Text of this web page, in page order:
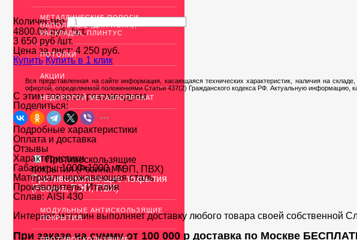
МЕТАЛЛИЧЕСКИЕ ПОРОГИ
НАПОЛЬНЫЕ (ДЛЯ ПОЛА),
РАСКЛАДКА, ПЛИНТУС
ПОТОЛКИ
АКЦИИ
НЕДОРОГОЙ МЕТАЛЛОПРОКАТ
Противоскользящие
покрытия (Резина, ТЭП, ПВХ)
Противоскользящие покрытия
(Резина, ТЭП, ПВХ)
МОДУЛЬНЫЕ АНТИСКОЛЬЗЯЩИЕ
ПОКРЫТИЯ
Количество
4800.00руб. /шт.
3 650 руб /шт.
Цена за лист:4 250 руб.
Купить Купить в 1 клик
Вся представленная на сайте информация, касающаяся технических характеристик, наличия на
офертой, определяемой положениями Статьи 437(2) Гражданского кодекса РФ. Актуальную информацию,
С этим товаром рекомендуем
Поделиться:
Подробные характеристики
Оплата и доставка
Отзывы
Характеристики
Габариты:1000х1000 мм
Материал:нержавеющая сталь
Производитель:Италия
Сплав: AISI 430
Интернет-магазин выполняет доставку любого товара своей собственной
При заказе на сумму от 100 000 р доставка по Москве